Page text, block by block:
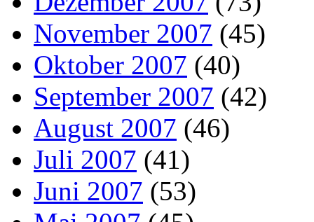
November 2007 (45)
Oktober 2007 (40)
September 2007 (42)
August 2007 (46)
Juli 2007 (41)
Juni 2007 (53)